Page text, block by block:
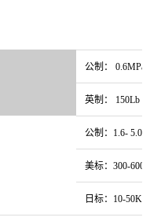
公制： 0.6MPa
英制： 150Lb
公制：1.6-
美标：300-
日标：10-50K